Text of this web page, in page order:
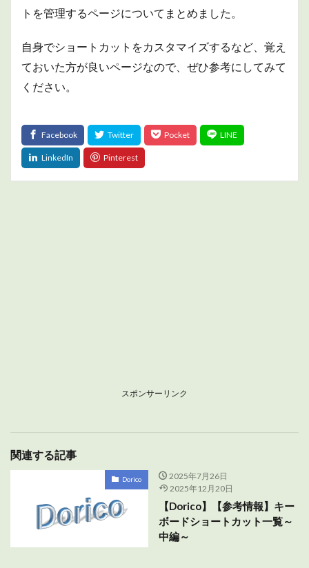
トを管理するページについてまとめました。
自身でショートカットをカスタマイズするなど、覚え
ておいた方が良いページなので、ぜひ参考にしてみて
ください。
スポンサーリンク
関連する記事
Dorico
2025年7月26日
2025年12月20日
【Dorico】【参考情報】キー
ボードショートカット一覧～
中編～